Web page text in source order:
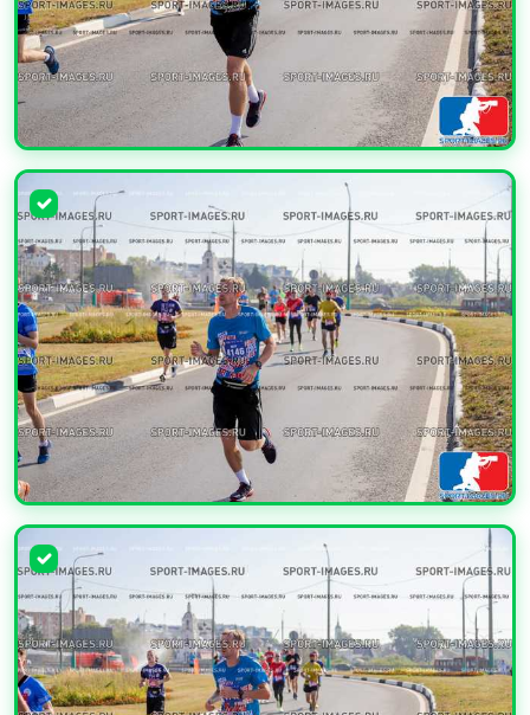
УВЕЛИЧИТЬ
УВЕЛИЧИТЬ